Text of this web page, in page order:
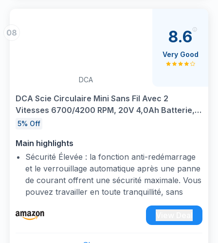
08
DCA
DCA Scie Circulaire Mini Sans Fil Avec 2
Vitesses 6700/4200 RPM, 20V 4,0Ah Batterie, 3
Lames Ø125mm et Rail Guide, Profondeur Coupe
PVC
5% Off
Main highlights
Sécurité Élevée : la fonction anti-redémarrage
et le verrouillage automatique après une panne
de courant offrent une sécurité maximale. Vous
pouvez travailler en toute tranquillité, sans
vous soucier des démarrages inattendus. C'est
une fonction précieuse qui donne un sentiment
8.6
Very Good